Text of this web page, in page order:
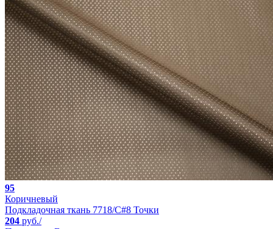
95
Коричневый
Подкладочная ткань 7718/C#8 Точки
204 руб./